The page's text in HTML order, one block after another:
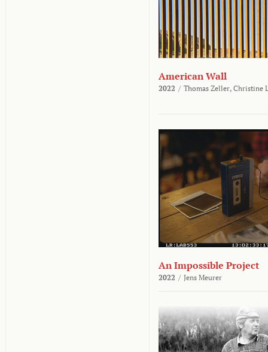
American Wall
2022 / Thomas Zeller, Christine
An Impossible Project
2022 / Jens Meurer